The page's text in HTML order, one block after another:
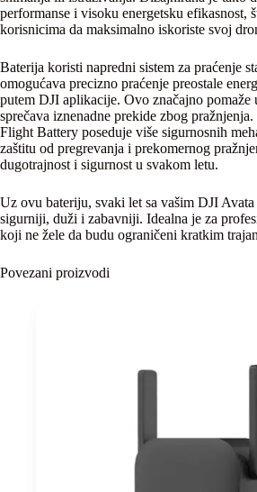
performanse i visoku energetsku efikasnost,
korisnicima da maksimalno iskoriste svoj
Baterija koristi napredni sistem za praćenje
omogućava precizno praćenje preostale
putem DJI aplikacije. Ovo značajno pomaže
sprečava iznenadne prekide zbog
Flight Battery poseduje više sigurnosnih
zaštitu od pregrevanja i prekomernog
dugotrajnost i sigurnost u svakom letu.
Uz ovu bateriju, svaki let sa vašim DJI
sigurniji, duži i zabavniji. Idealna je za
koji ne žele da budu ograničeni kratkim
Povezani proizvodi